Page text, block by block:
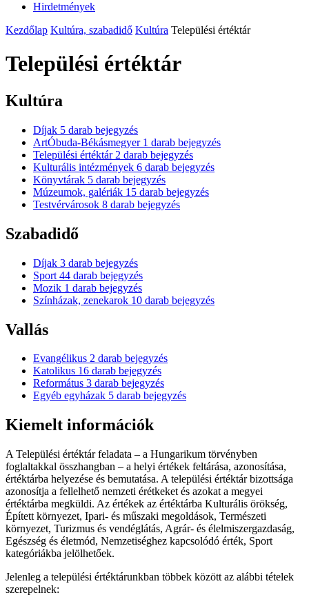
Hirdetmények
Kezdőlap Kultúra, szabadidő Kultúra Települési értéktár
Települési értéktár
Kultúra
Díjak 5 darab bejegyzés
ArtÓbuda-Békásmegyer 1 darab bejegyzés
Települési értéktár 2 darab bejegyzés
Kulturális intézmények 6 darab bejegyzés
Könyvtárak 5 darab bejegyzés
Múzeumok, galériák 15 darab bejegyzés
Testvérvárosok 8 darab bejegyzés
Szabadidő
Díjak 3 darab bejegyzés
Sport 44 darab bejegyzés
Mozik 1 darab bejegyzés
Színházak, zenekarok 10 darab bejegyzés
Vallás
Evangélikus 2 darab bejegyzés
Katolikus 16 darab bejegyzés
Református 3 darab bejegyzés
Egyéb egyházak 5 darab bejegyzés
Kiemelt információk
A Települési értéktár feladata – a Hungarikum törvényben
foglaltakkal összhangban – a helyi értékek feltárása, azonosítása,
értéktárba helyezése és bemutatása. A települési értéktár bizottsága
azonosítja a fellelhető nemzeti érétkeket és azokat a megyei
értéktárba megküldi. Az értékek az értéktárba Kulturális örökség,
Épített környezet, Ipari- és műszaki megoldások, Természeti
környezet, Turizmus és vendéglátás, Agrár- és élelmiszergazdaság,
Egészség és életmód, Nemzetiséghez kapcsolódó érték, Sport
kategóriákba jelölhetőek.
Jelenleg a települési értéktárunkban többek között az alábbi tételek
szerepelnek: